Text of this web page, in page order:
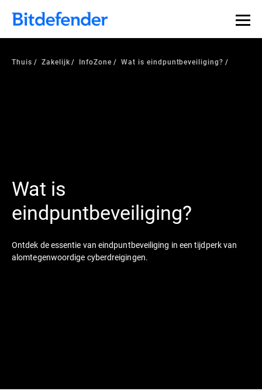
Thuis Zakelijk InfoZone Wat is eindpuntbeveiliging?
Wat is
eindpuntbeveiliging?
Ontdek de essentie van eindpuntbeveiliging in een tijdperk van
alomtegenwoordige cyberdreigingen.